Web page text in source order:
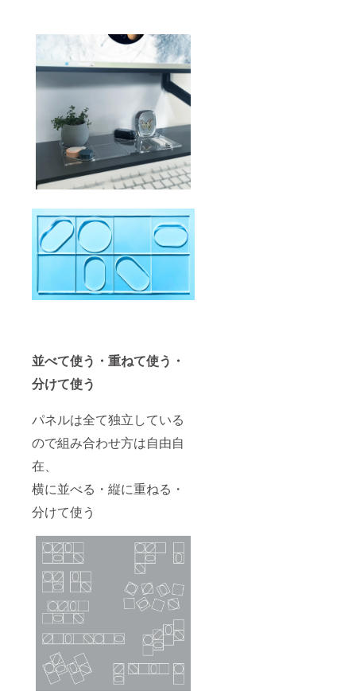
並べて使う・重ねて使う・
分けて使う
パネルは全て独立している
ので組み合わせ方は自由自
在、
横に並べる・縦に重ねる・
分けて使う